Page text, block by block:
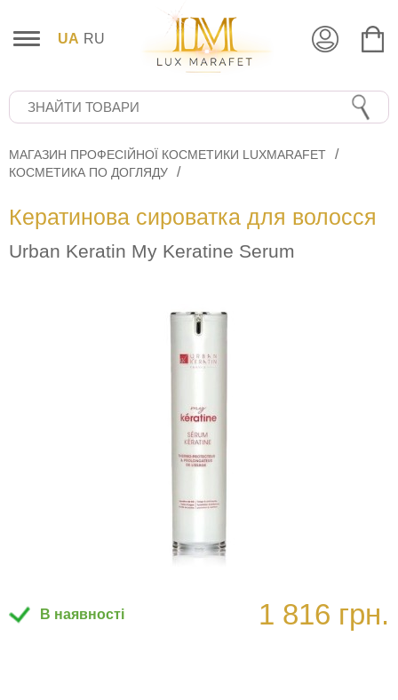
UA RU
МАГАЗИН ПРОФЕСІЙНОЇ КОСМЕТИКИ LUXMARAFET
КОСМЕТИКА ПО ДОГЛЯДУ
Кератинова сироватка для волосся
Urban Keratin My Keratine Serum
В наявності 1 816 грн.